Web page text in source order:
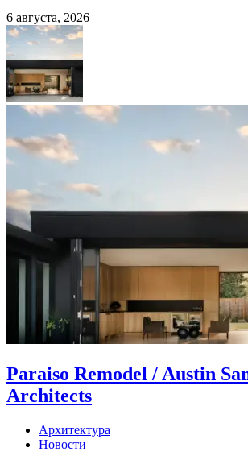
6 августа, 2026
Paraiso Remodel / Austin
Architects
Архитектура
Новости